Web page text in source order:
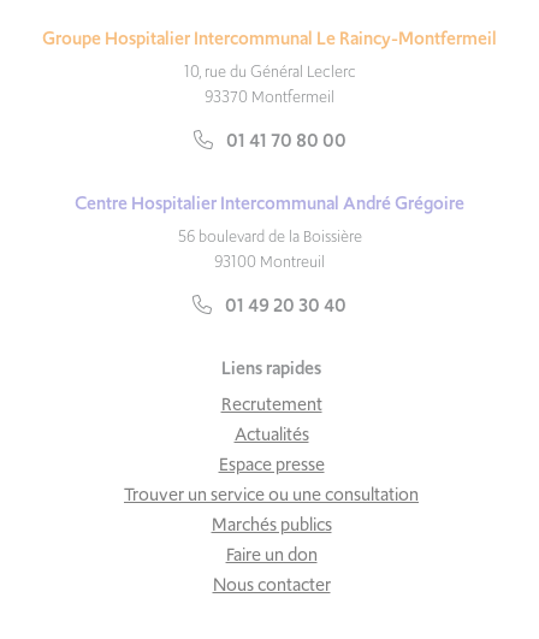
Groupe Hospitalier Intercommunal Le Raincy-Montfermeil
10, rue du Général Leclerc
93370 Montfermeil
01 41 70 80 00
Centre Hospitalier Intercommunal André Grégoire
56 boulevard de la Boissière
93100 Montreuil
01 49 20 30 40
Liens rapides
Recrutement
Actualités
Espace presse
Trouver un service ou une consultation
Marchés publics
Faire un don
Nous contacter